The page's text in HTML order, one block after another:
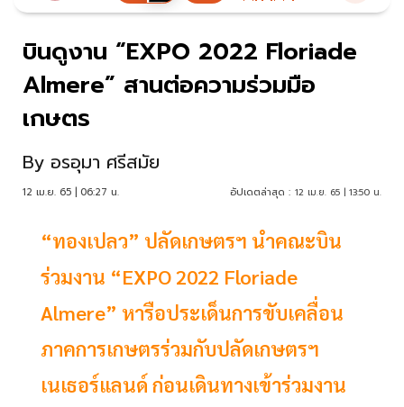
บินดูงาน “EXPO 2022 Floriade
Almere” สานต่อความร่วมมือ
เกษตร
By อรอุมา ศรีสมัย
12 เม.ย. 65 | 06:27 น. อัปเดตล่าสุด : 12 เม.ย. 65 | 13:50 น.
“ทองเปลว” ปลัดเกษตรฯ นำคณะบิน
ร่วมงาน “EXPO 2022 Floriade
Almere” หารือประเด็นการขับเคลื่อน
ภาคการเกษตรร่วมกับปลัดเกษตรฯ
เนเธอร์แลนด์ ก่อนเดินทางเข้าร่วมงาน